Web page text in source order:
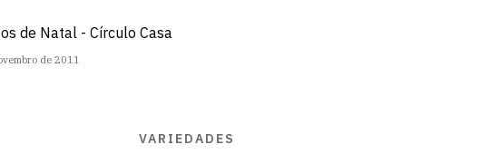
de 2011
VARIEDADES